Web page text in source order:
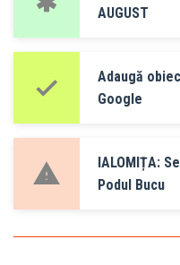
AUGUST
Adaugă
Google
IALOMIȚA:
Podul Bucu